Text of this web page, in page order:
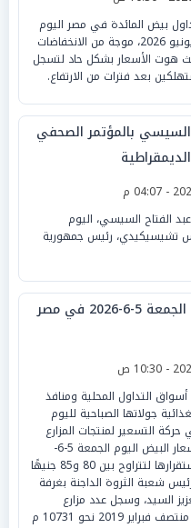
بيض المائدة في مصر اليوم
الخميس، الموافق 11 يونيو 2026، موجة من الانخفاضات
هوت الأسعار بشكل حاد لتسجل
بعد فترات من الارتفاع.
بالمؤتمر الصحفي
الفتاح السيسي، اليوم
تشيسيكيدي، رئيس جمهورية
في مصر
التداول المحلية ومنافذ
جولاتها الصباحية لليوم
التسعير لمنتجات المزارع
الكبرى؛ حيث حافظت أسعار البيض اليوم الجمعة 5-6-
2026 في مصر على استقرارها لتتراوح بين 80 و85 جنيهًا
شعبة الثروة الداجنة بغرفة
السيد، وسجل عدد مزارع
2019 نحو 10731 م